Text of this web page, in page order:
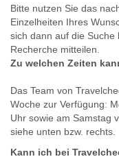
Bitte nutzen Sie das
Einzelheiten Ihres
sich dann auf die
Recherche mitteilen.
Zu welchen Zeiten
Das Team von
Woche zur Verfügung:
Uhr sowie am Samstag
siehe unten bzw. rechts.
Kann ich bei